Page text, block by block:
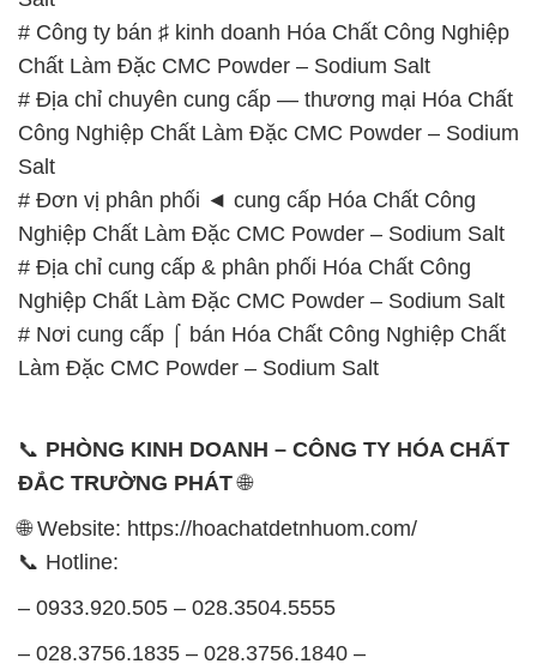
# Đơn vị phân phối ◄ cung cấp Hóa Chất Công
Nghiệp Chất Làm Đặc CMC Powder – Sodium Salt
# Địa chỉ cung cấp & phân phối Hóa Chất Công
Nghiệp Chất Làm Đặc CMC Powder – Sodium Salt
# Nơi cung cấp ⌠ bán Hóa Chất Công Nghiệp Chất
Làm Đặc CMC Powder – Sodium Salt
📞PHÒNG KINH DOANH – CÔNG TY HÓA CHẤT
ĐẮC TRƯỜNG PHÁT 🌐
🌐 Website: https://hoachatdetnhuom.com/
– 0933.920.505 – 028.3504.5555
028.3756.1841- 028.3756.1842
0902.765.866
📧 Email: hoachat@dactruongphat.vn